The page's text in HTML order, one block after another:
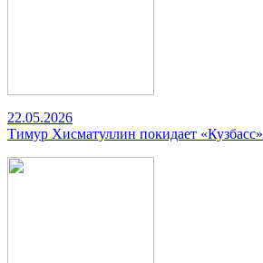
22.05.2026
Тимур Хисматуллин покидает «Кузбасс»